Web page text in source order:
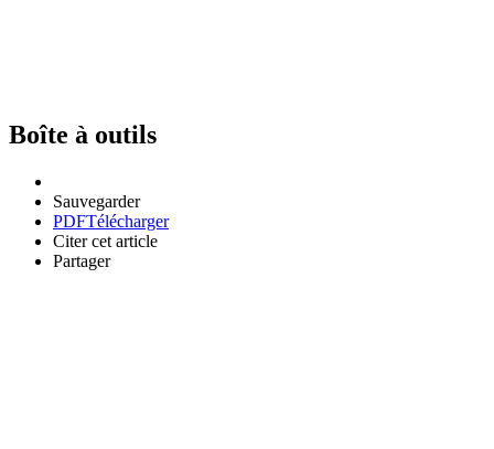
Boîte à outils
Sauvegarder
PDFTélécharger
Citer cet article
Partager